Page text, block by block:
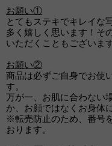
お願い①
とてもステキでキレイな
多く嬉しく思います！そ
いただくこともございます
お願い②
商品は必ずご自身でお使
す。
万が一、お肌に合わない
か、お顔ではなくお身体
※転売防止のため、番号
おります。